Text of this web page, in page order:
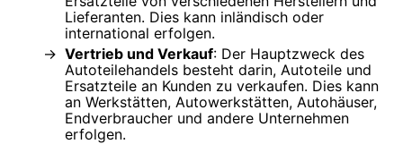
Lieferanten. Dies kann inländisch oder
international erfolgen.
Vertrieb und Verkauf: Der Hauptzweck des
Autoteilehandels besteht darin, Autoteile und
Ersatzteile an Kunden zu verkaufen. Dies kann
an Werkstätten, Autowerkstätten, Autohäuser,
Endverbraucher und andere Unternehmen
erfolgen.